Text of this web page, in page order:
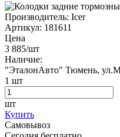
Производитель: Icer
Артикул: 181611
Цена
3 885/шт
Наличие:
"ЭталонАвто" Тюмень,
1 шт
шт
Купить
Самовывоз